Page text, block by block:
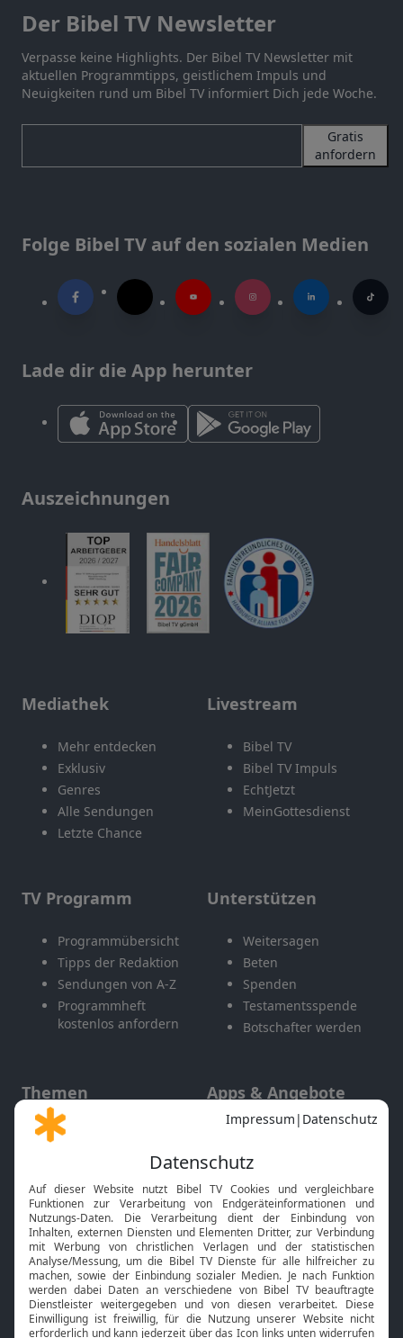
Der Bibel TV Newsletter
Verpasse keine Highlights. Der Bibel TV Newsletter mit
aktuellen Programmtipps, geistlichem Impuls und
Neuigkeiten rund um Bibel TV informiert Dich jede Woche.
Gratis
anfordern
Folge Bibel TV auf den sozialen Medien
Lade dir die App herunter
Auszeichnungen
Mediathek
Mehr entdecken
Exklusiv
Genres
Alle Sendungen
Letzte Chance
Livestream
Bibel TV
Bibel TV Impuls
EchtJetzt
MeinGottesdienst
TV Programm
Programmübersicht
Tipps der Redaktion
Sendungen von A-Z
Programmheft
kostenlos anfordern
Unterstützen
Weitersagen
Beten
Spenden
Testamentsspende
Botschafter werden
Themen
Gott und Bibel erklärt
Neuigkeiten
Apps & Angebote
Mobile App
Smart TV
HbbTV
Bibelthek Online-Bibel
Nächster Gottesdienst
Bibel TV Service